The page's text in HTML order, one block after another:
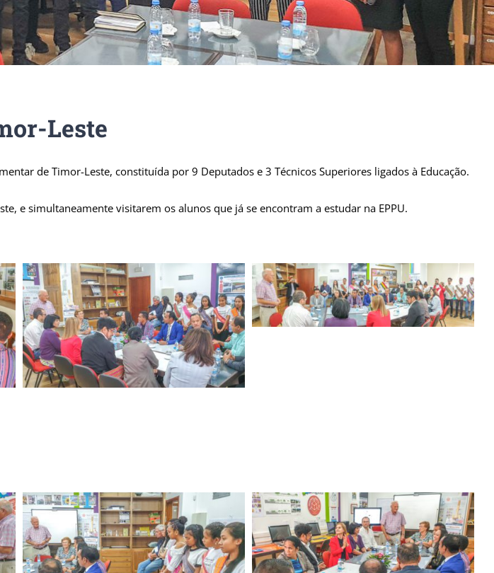
Leste
de Timor-Leste, constituída por 9 Deputados e 3 Técnicos Superiores ligados à Educação.
e simultaneamente visitarem os alunos que já se encontram a estudar na EPPU.